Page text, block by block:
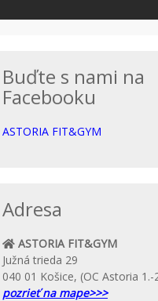
Buďte s nami na
Facebooku
ASTORIA FIT&GYM
Adresa
ASTORIA FIT&GYM
Južná trieda 29
040 01 Košice, (OC Astoria 1.-
pozrieť na mape>>>